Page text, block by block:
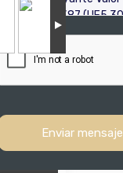
Enviar mensaje